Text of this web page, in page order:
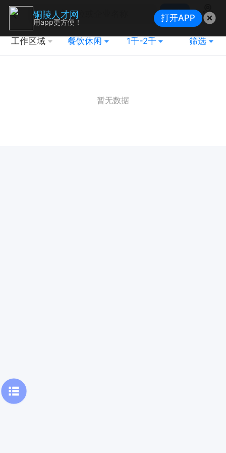
搜索
地图
工作区域 餐饮休闲 1千-2千 筛选
暂无数据
铜陵人才网
用app更方便！ 打开APP